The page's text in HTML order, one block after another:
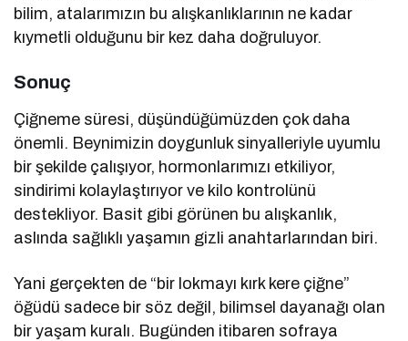
bilim, atalarımızın bu alışkanlıklarının ne kadar
kıymetli olduğunu bir kez daha doğruluyor.
Sonuç
Çiğneme süresi, düşündüğümüzden çok daha
önemli. Beynimizin doygunluk sinyalleriyle uyumlu
bir şekilde çalışıyor, hormonlarımızı etkiliyor,
sindirimi kolaylaştırıyor ve kilo kontrolünü
destekliyor. Basit gibi görünen bu alışkanlık,
aslında sağlıklı yaşamın gizli anahtarlarından biri.
Yani gerçekten de “bir lokmayı kırk kere çiğne”
öğüdü sadece bir söz değil, bilimsel dayanağı olan
bir yaşam kuralı. Bugünden itibaren sofraya